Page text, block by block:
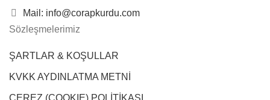
Mail: info@corapkurdu.com
Sözleşmelerimiz
ŞARTLAR & KOŞULLAR
KVKK AYDINLATMA METNİ
ÇEREZ (COOKIE) POLİTİKASI